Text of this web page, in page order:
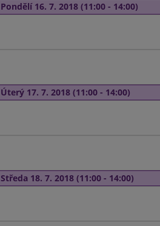
Pondělí 16. 7. 2018 (11:00 - 14:00)
Úterý 17. 7. 2018 (11:00 - 14:00)
Středa 18. 7. 2018 (11:00 - 14:00)